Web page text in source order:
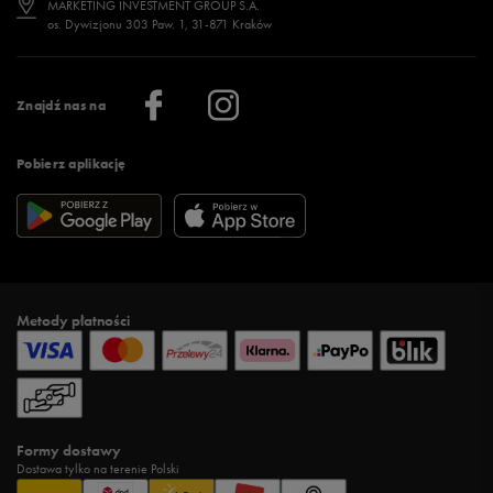
Znajdź nas na
Pobierz aplikację
Regulamin sklepu 50 style
Regulamin aplikacji 50 style
Więcej regulaminów >
Więcej >
Klub 50 style
Praca
Informacje o firmie
MARKETING INVESTMENT GROUP S.A.
os. Dywizjonu 303 Paw. 1, 31-871 Kraków
Metody płatności
Formy dostawy
Dostawa tylko na terenie Polski